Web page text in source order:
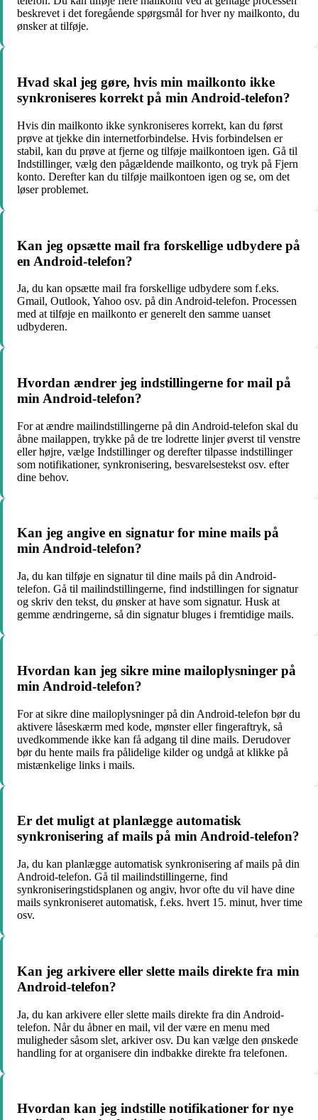
beskrevet i det foregående spørgsmål for hver ny mailkonto, du
ønsker at tilføje.
Hvad skal jeg gøre, hvis min mailkonto ikke
synkroniseres korrekt på min Android-telefon?
Hvis din mailkonto ikke synkroniseres korrekt, kan du først
prøve at tjekke din internetforbindelse. Hvis forbindelsen er
stabil, kan du prøve at fjerne og tilføje mailkontoen igen. Gå til
Indstillinger, vælg den pågældende mailkonto, og tryk på Fjern
konto. Derefter kan du tilføje mailkontoen igen og se, om det
løser problemet.
Kan jeg opsætte mail fra forskellige udbydere på
en Android-telefon?
Ja, du kan opsætte mail fra forskellige udbydere som f.eks.
Gmail, Outlook, Yahoo osv. på din Android-telefon. Processen
med at tilføje en mailkonto er generelt den samme uanset
udbyderen.
Hvordan ændrer jeg indstillingerne for mail på
min Android-telefon?
For at ændre mailindstillingerne på din Android-telefon skal du
åbne mailappen, trykke på de tre lodrette linjer øverst til venstre
eller højre, vælge Indstillinger og derefter tilpasse indstillinger
som notifikationer, synkronisering, besvarelsestekst osv. efter
dine behov.
Kan jeg angive en signatur for mine mails på
min Android-telefon?
Ja, du kan tilføje en signatur til dine mails på din Android-
telefon. Gå til mailindstillingerne, find indstillingen for signatur
og skriv den tekst, du ønsker at have som signatur. Husk at
gemme ændringerne, så din signatur bluges i fremtidige mails.
Hvordan kan jeg sikre mine mailoplysninger på
min Android-telefon?
For at sikre dine mailoplysninger på din Android-telefon bør du
aktivere låseskærm med kode, mønster eller fingeraftryk, så
uvedkommende ikke kan få adgang til dine mails. Derudover
bør du hente mails fra pålidelige kilder og undgå at klikke på
mistænkelige links i mails.
Er det muligt at planlægge automatisk
synkronisering af mails på min Android-telefon?
Ja, du kan planlægge automatisk synkronisering af mails på din
Android-telefon. Gå til mailindstillingerne, find
synkroniseringstidsplanen og angiv, hvor ofte du vil have dine
mails synkroniseret automatisk, f.eks. hvert 15. minut, hver time
osv.
Kan jeg arkivere eller slette mails direkte fra min
Android-telefon?
Ja, du kan arkivere eller slette mails direkte fra din Android-
telefon. Når du åbner en mail, vil der være en menu med
muligheder såsom slet, arkiver osv. Du kan vælge den ønskede
handling for at organisere din indbakke direkte fra telefonen.
Hvordan kan jeg indstille notifikationer for nye